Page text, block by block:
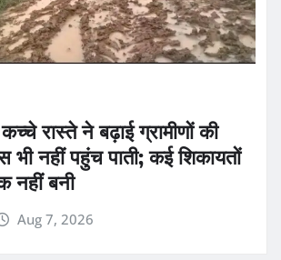
रास्ते ने बढ़ाई ग्रामीणों की
भी नहीं पहुंच पाती; कई शिकायतों
नहीं बनी
Aug 7, 2026